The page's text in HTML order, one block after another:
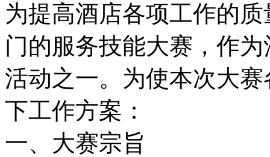
为提高酒店各项工作的
门的服务技能大赛，作
活动之一。为使本次大
下工作方案：
一、大赛宗旨